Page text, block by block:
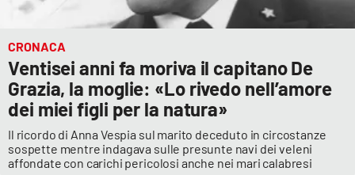
CRONACA
Ventisei anni fa moriva il capitano De
Grazia, la moglie: «Lo rivedo nell’amore
dei miei figli per la natura»
Il ricordo di Anna Vespia sul marito deceduto in circostanze
sospette mentre indagava sulle presunte navi dei veleni
affondate con carichi pericolosi anche nei mari calabresi